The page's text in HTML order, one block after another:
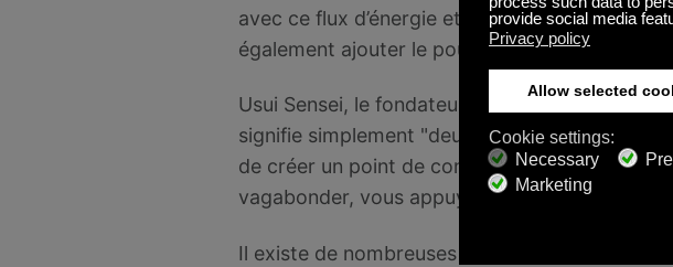
avec ce flux d’énergie et d’entrer dans un
également ajouter le pouvoir de guérison par
Usui Sensei, le fondateur du Reiki, a enseigné
signifie simplement "deux mains qui se
de créer un point de concentration unique
vagabonder, vous appuyez doucement sur
Il existe de nombreuses façons de combiner